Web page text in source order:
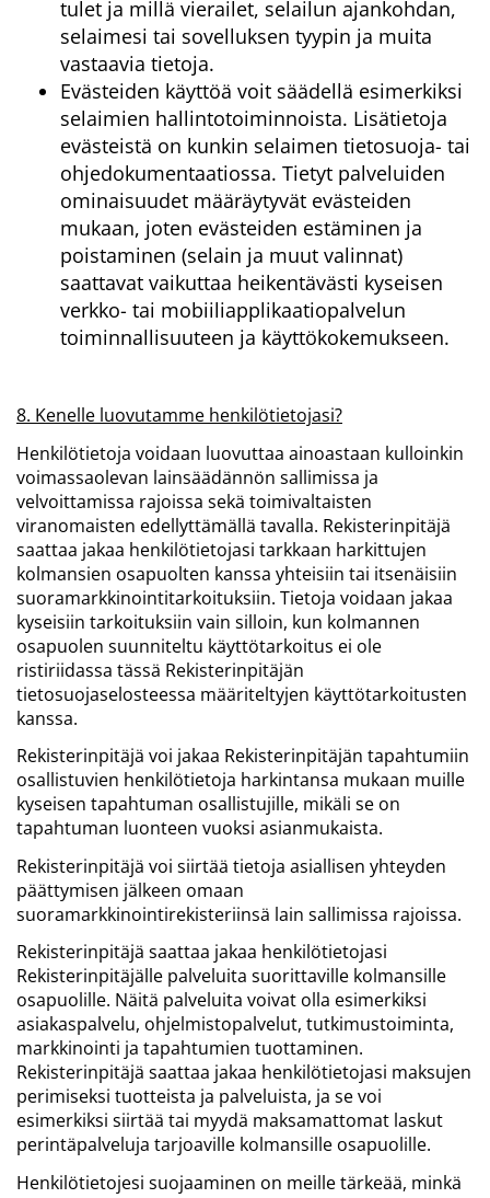
tulet ja millä vierailet, selailun ajankohdan,
selaimesi tai sovelluksen tyypin ja muita
vastaavia tietoja.
Evästeiden käyttöä voit säädellä esimerkiksi
selaimien hallintotoiminnoista. Lisätietoja
evästeistä on kunkin selaimen tietosuoja- tai
ohjedokumentaatiossa. Tietyt palveluiden
ominaisuudet määräytyvät evästeiden
mukaan, joten evästeiden estäminen ja
poistaminen (selain ja muut valinnat)
saattavat vaikuttaa heikentävästi kyseisen
verkko- tai mobiiliapplikaatiopalvelun
toiminnallisuuteen ja käyttökokemukseen.​​​​​​​
8. Kenelle luovutamme henkilötietojasi?
Henkilötietoja voidaan luovuttaa ainoastaan kulloinkin
voimassaolevan lainsäädännön sallimissa ja
velvoittamissa rajoissa sekä toimivaltaisten
viranomaisten edellyttämällä tavalla. Rekisterinpitäjä
saattaa jakaa henkilötietojasi tarkkaan harkittujen
kolmansien osapuolten kanssa yhteisiin tai itsenäisiin
suoramarkkinointitarkoituksiin. Tietoja voidaan jakaa
kyseisiin tarkoituksiin vain silloin, kun kolmannen
osapuolen suunniteltu käyttötarkoitus ei ole
ristiriidassa tässä Rekisterinpitäjän
tietosuojaselosteessa määriteltyjen käyttötarkoitusten
kanssa.
Rekisterinpitäjä voi jakaa Rekisterinpitäjän tapahtumiin
osallistuvien henkilötietoja harkintansa mukaan muille
kyseisen tapahtuman osallistujille, mikäli se on
tapahtuman luonteen vuoksi asianmukaista.
Rekisterinpitäjä voi siirtää tietoja asiallisen yhteyden
päättymisen jälkeen omaan
suoramarkkinointirekisteriinsä lain sallimissa rajoissa.
Rekisterinpitäjä saattaa jakaa henkilötietojasi
Rekisterinpitäjälle palveluita suorittaville kolmansille
osapuolille. Näitä palveluita voivat olla esimerkiksi
asiakaspalvelu, ohjelmistopalvelut, tutkimustoiminta,
markkinointi ja tapahtumien tuottaminen.
Rekisterinpitäjä saattaa jakaa henkilötietojasi maksujen
perimiseksi tuotteista ja palveluista, ja se voi
esimerkiksi siirtää tai myydä maksamattomat laskut
perintäpalveluja tarjoaville kolmansille osapuolille.
Henkilötietojesi suojaaminen on meille tärkeää, minkä